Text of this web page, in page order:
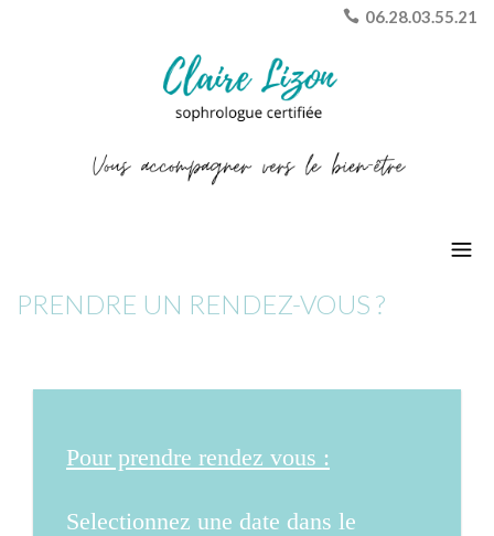
06.28.03.55.21
PRENDRE UN RENDEZ-VOUS ?
Pour prendre rendez vous :
Selectionnez une date dans le